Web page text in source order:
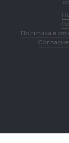
Политика в